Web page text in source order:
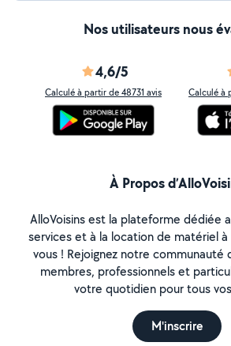
Nos utilisateurs nous
4,6/5
Calculé à partir de 48731 avis Calculé à
À Propos
AlloVoisins est la plateforme dédiée
services et à la location de matériel
vous ! Rejoignez notre communauté
membres, professionnels et
votre quotidien pour tous
M'inscrire